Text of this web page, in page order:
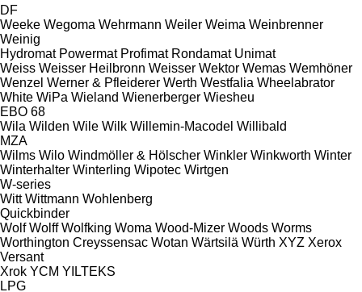
DF
Weeke Wegoma Wehrmann Weiler Weima Weinbrenner
Weinig
Hydromat Powermat Profimat Rondamat Unimat
Weiss Weisser Heilbronn Weisser Wektor Wemas Wemhöner
Wenzel Werner & Pfleiderer Werth Westfalia Wheelabrator
White WiPa Wieland Wienerberger Wiesheu
EBO 68
Wila Wilden Wile Wilk Willemin-Macodel Willibald
MZA
Wilms Wilo Windmöller & Hölscher Winkler Winkworth Winter
Winterhalter Winterling Wipotec Wirtgen
W-series
Witt Wittmann Wohlenberg
Quickbinder
Wolf Wolff Wolfking Woma Wood-Mizer Woods Worms
Worthington Creyssensac Wotan Wärtsilä Würth XYZ Xerox
Versant
Xrok YCM YILTEKS
LPG